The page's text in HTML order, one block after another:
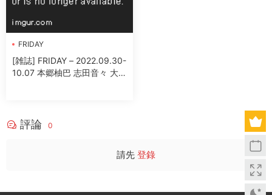
FRIDAY
[雑誌] FRIDAY – 2022.09.30-
10.07 本郷柚巴 志田音々 大久
評論 0
請先 登錄